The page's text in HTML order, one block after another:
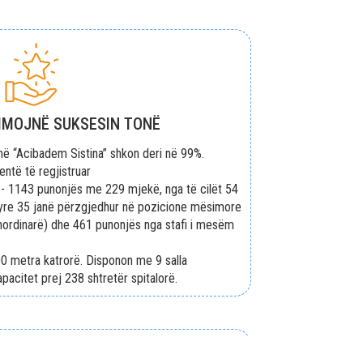
SUKSESIN TONË
“Acibadem Sistina” shkon deri në 99%.
të regjistruar
1143 punonjës me 229 mjekë, nga të cilët 54
35 janë përzgjedhur në pozicione mësimore
dhe 461 punonjës nga stafi i mesëm
metra katrorë. Disponon me 9 salla
prej 238 shtretër spitalorë.